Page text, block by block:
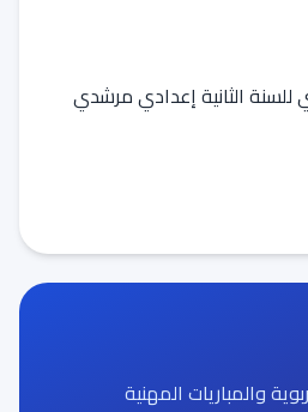
للسنة الثانية إعدادي مرشدي
والمباريات المهنية